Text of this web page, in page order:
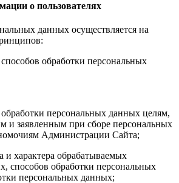
о пользователях
данных осуществляется на
обработки персональных
обработки персональных данных целям,
и заявленным при сборе персональных
Администрации Сайта;
и характера обрабатываемых
способов обработки персональных
персональных данных;